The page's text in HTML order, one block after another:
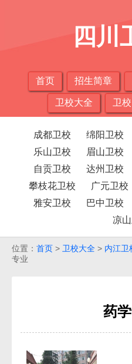
四川
首页 招生简章
卫校大全 卫
成都卫校 绵阳卫校
乐山卫校
眉山卫校
自贡卫校
达州卫校
攀枝花卫校
广元卫校
雅安卫校
巴中卫校
凉
位置： 首页 > 卫校大全 > 内江卫
专业
药